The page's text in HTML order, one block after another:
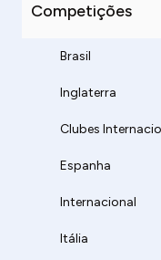
Competições
Brasil
Inglaterra
Clubes
Espanha
Internacional
Itália